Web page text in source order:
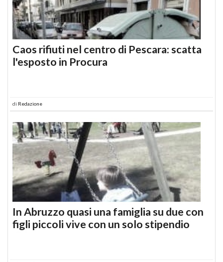
Caos rifiuti nel centro di Pescara: scatta
l'esposto in Procura
di Redazione
In Abruzzo quasi una famiglia su due con
figli piccoli vive con un solo stipendio